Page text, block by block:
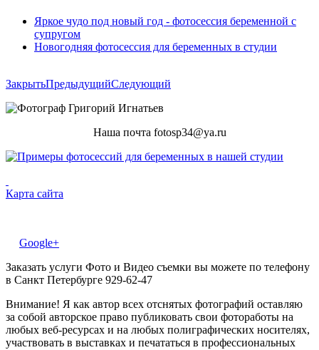
Яркое чудо под новый год - фотосессия беременной с
супругом
Новогодняя фотосессия для беременных в студии
ЗакрытьПредыдущийСледующий
Наша почта fotosp34@ya.ru
Карта сайта
Google+
Заказать услуги Фото и Видео съемки вы можете по телефону
в Санкт Петербурге 929-62-47
Внимание! Я как автор всех отснятых фотографий оставляю
за собой авторское право публиковать свои фотоработы на
любых веб-ресурсах и на любых полиграфических носителях,
участвовать в выставках и печататься в профессиональных